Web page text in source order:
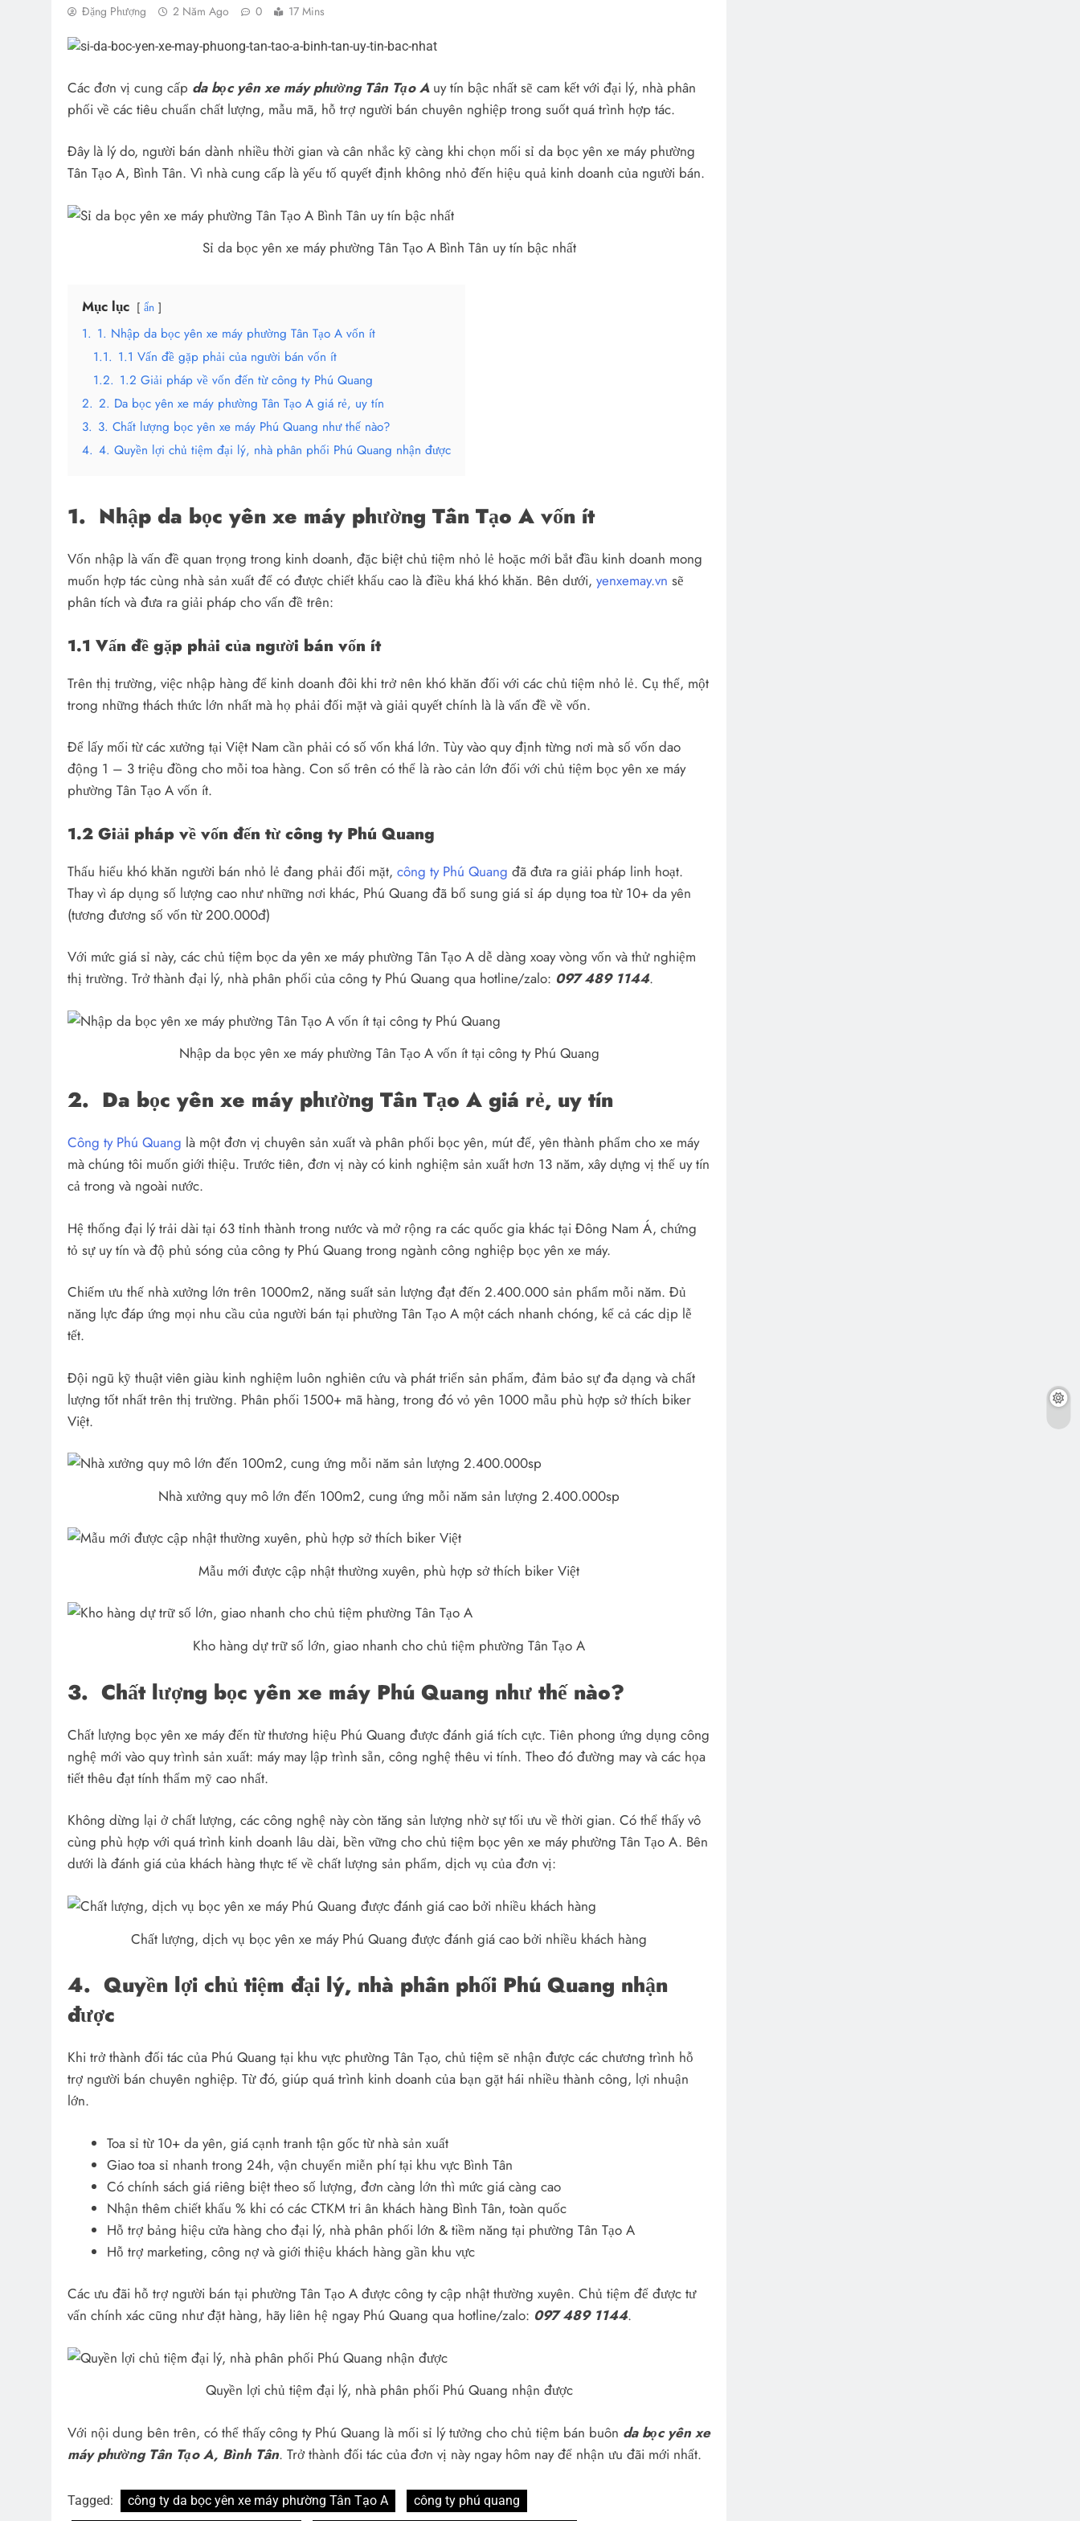
Đặng Phượng 2 Năm Ago 0 17 Mins
Các đơn vị cung cấp da bọc yên xe máy phường Tân Tạo A uy tín bậc nhất sẽ cam kết với đại lý, nhà phân
phối về các tiêu chuẩn chất lượng, mẫu mã, hỗ trợ người bán chuyên nghiệp trong suốt quá trình hợp tác.
Đây là lý do, người bán dành nhiều thời gian và cân nhắc kỹ càng khi chọn mối sỉ da bọc yên xe máy phường
Tân Tạo A, Bình Tân. Vì nhà cung cấp là yếu tố quyết định không nhỏ đến hiệu quả kinh doanh của người bán.
Sỉ da bọc yên xe máy phường Tân Tạo A Bình Tân uy tín bậc nhất
Mục lục ẩn
1. 1. Nhập da bọc yên xe máy phường Tân Tạo A vốn ít
1.1. 1.1 Vấn đề gặp phải của người bán vốn ít
1.2. 1.2 Giải pháp về vốn đến từ công ty Phú Quang
2. 2. Da bọc yên xe máy phường Tân Tạo A giá rẻ, uy tín
3. 3. Chất lượng bọc yên xe máy Phú Quang như thế nào?
4. 4. Quyền lợi chủ tiệm đại lý, nhà phân phối Phú Quang nhận được
1. Nhập da bọc yên xe máy phường Tân Tạo A vốn ít
Vốn nhập là vấn đề quan trọng trong kinh doanh, đặc biệt chủ tiệm nhỏ lẻ hoặc mới bắt đầu kinh doanh mong
muốn hợp tác cùng nhà sản xuất để có được chiết khấu cao là điều khá khó khăn. Bên dưới, yenxemay.vn sẽ
phân tích và đưa ra giải pháp cho vấn đề trên:
1.1 Vấn đề gặp phải của người bán vốn ít
Trên thị trường, việc nhập hàng để kinh doanh đôi khi trở nên khó khăn đối với các chủ tiệm nhỏ lẻ. Cụ thể, một
trong những thách thức lớn nhất mà họ phải đối mặt và giải quyết chính là là vấn đề về vốn.
Để lấy mối từ các xưởng tại Việt Nam cần phải có số vốn khá lớn. Tùy vào quy định từng nơi mà số vốn dao
động 1 – 3 triệu đồng cho mỗi toa hàng. Con số trên có thể là rào cản lớn đối với chủ tiệm bọc yên xe máy
phường Tân Tạo A vốn ít.
1.2 Giải pháp về vốn đến từ công ty Phú Quang
Thấu hiểu khó khăn người bán nhỏ lẻ đang phải đối mặt, công ty Phú Quang đã đưa ra giải pháp linh hoạt.
Thay vì áp dụng số lượng cao như những nơi khác, Phú Quang đã bổ sung giá sỉ áp dụng toa từ 10+ da yên
(tương đương số vốn từ 200.000đ)
Với mức giá sỉ này, các chủ tiệm bọc da yên xe máy phường Tân Tạo A dễ dàng xoay vòng vốn và thử nghiệm
thị trường. Trở thành đại lý, nhà phân phối của công ty Phú Quang qua hotline/zalo: 097 489 1144.
Nhập da bọc yên xe máy phường Tân Tạo A vốn ít tại công ty Phú Quang
2. Da bọc yên xe máy phường Tân Tạo A giá rẻ, uy tín
Công ty Phú Quang là một đơn vị chuyên sản xuất và phân phối bọc yên, mút đế, yên thành phẩm cho xe máy
mà chúng tôi muốn giới thiệu. Trước tiên, đơn vị này có kinh nghiệm sản xuất hơn 13 năm, xây dựng vị thế uy tín
cả trong và ngoài nước.
Hệ thống đại lý trải dài tại 63 tỉnh thành trong nước và mở rộng ra các quốc gia khác tại Đông Nam Á, chứng
tỏ sự uy tín và độ phủ sóng của công ty Phú Quang trong ngành công nghiệp bọc yên xe máy.
Chiếm ưu thế nhà xưởng lớn trên 1000m2, năng suất sản lượng đạt đến 2.400.000 sản phẩm mỗi năm. Đủ
năng lực đáp ứng mọi nhu cầu của người bán tại phường Tân Tạo A một cách nhanh chóng, kể cả các dịp lễ
tết.
Đội ngũ kỹ thuật viên giàu kinh nghiệm luôn nghiên cứu và phát triển sản phẩm, đảm bảo sự đa dạng và chất
lượng tốt nhất trên thị trường. Phân phối 1500+ mã hàng, trong đó vỏ yên 1000 mẫu phù hợp sở thích biker
Việt.
Nhà xưởng quy mô lớn đến 100m2, cung ứng mỗi năm sản lượng 2.400.000sp
Mẫu mới được cập nhật thường xuyên, phù hợp sở thích biker Việt
Kho hàng dự trữ số lớn, giao nhanh cho chủ tiệm phường Tân Tạo A
3. Chất lượng bọc yên xe máy Phú Quang như thế nào?
Chất lượng bọc yên xe máy đến từ thương hiệu Phú Quang được đánh giá tích cực. Tiên phong ứng dụng công
nghệ mới vào quy trình sản xuất: máy may lập trình sẵn, công nghệ thêu vi tính. Theo đó đường may và các họa
tiết thêu đạt tính thẩm mỹ cao nhất.
Không dừng lại ở chất lượng, các công nghệ này còn tăng sản lượng nhờ sự tối ưu về thời gian. Có thể thấy vô
cùng phù hợp với quá trình kinh doanh lâu dài, bền vững cho chủ tiệm bọc yên xe máy phường Tân Tạo A. Bên
dưới là đánh giá của khách hàng thực tế về chất lượng sản phẩm, dịch vụ của đơn vị:
Chất lượng, dịch vụ bọc yên xe máy Phú Quang được đánh giá cao bởi nhiều khách hàng
4. Quyền lợi chủ tiệm đại lý, nhà phân phối Phú Quang nhận
được
Khi trở thành đối tác của Phú Quang tại khu vực phường Tân Tạo, chủ tiệm sẽ nhận được các chương trình hỗ
trợ người bán chuyên nghiệp. Từ đó, giúp quá trình kinh doanh của bạn gặt hái nhiều thành công, lợi nhuận
lớn.
Toa sỉ từ 10+ da yên, giá cạnh tranh tận gốc từ nhà sản xuất
Giao toa sỉ nhanh trong 24h, vận chuyển miễn phí tại khu vực Bình Tân
Có chính sách giá riêng biệt theo số lượng, đơn càng lớn thì mức giá càng cao
Nhận thêm chiết khấu % khi có các CTKM tri ân khách hàng Bình Tân, toàn quốc
Hỗ trợ bảng hiệu cửa hàng cho đại lý, nhà phân phối lớn & tiềm năng tại phường Tân Tạo A
Hỗ trợ marketing, công nợ và giới thiệu khách hàng gần khu vực
Các ưu đãi hỗ trợ người bán tại phường Tân Tạo A được công ty cập nhật thường xuyên. Chủ tiệm để được tư
vấn chính xác cũng như đặt hàng, hãy liên hệ ngay Phú Quang qua hotline/zalo: 097 489 1144.
Quyền lợi chủ tiệm đại lý, nhà phân phối Phú Quang nhận được
Với nội dung bên trên, có thể thấy công ty Phú Quang là mối sỉ lý tưởng cho chủ tiệm bán buôn da bọc yên xe
máy phường Tân Tạo A, Bình Tân. Trở thành đối tác của đơn vị này ngay hôm nay để nhận ưu đãi mới nhất.
Tagged: công ty da bọc yên xe máy phường Tân Tạo A công ty phú quang